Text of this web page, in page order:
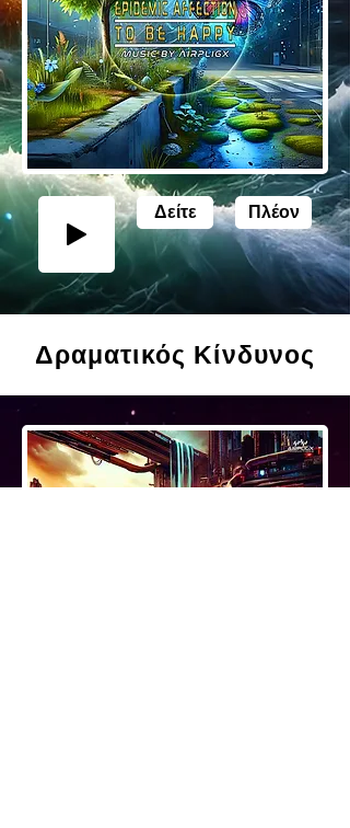
Δείτε Πλέον
Δραματικός Κίνδυνος